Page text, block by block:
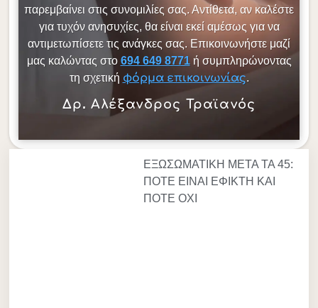
παρεμβαίνει στις συνομιλίες σας. Αντίθετα, αν καλέστε
για τυχόν ανησυχίες, θα είναι εκεί αμέσως για να
αντιμετωπίσετε τις ανάγκες σας. Επικοινωνήστε μαζί
μας καλώντας στο 694 649 8771ή συμπληρώνοντας
τη σχετική φόρμα επικοινωνίας.
Δρ. Αλέξανδρος Τραϊανός
ΕΞΩΣΩΜΑΤΙΚΗ ΜΕΤΑ ΤΑ 45:
ΠΟΤΕ ΕΙΝΑΙ ΕΦΙΚΤΗ ΚΑΙ
ΠΟΤΕ ΟΧΙ